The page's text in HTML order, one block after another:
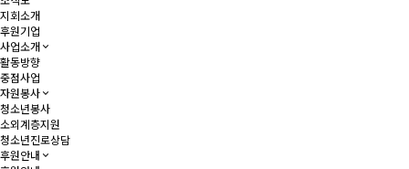
지회소개
후원기업
사업소개
활동방향
중점사업
자원봉사
청소년봉사
소외계층지원
청소년진로상담
후원안내